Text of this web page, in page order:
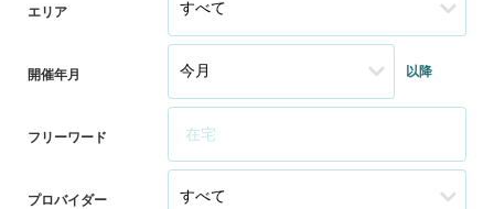
エリア
開催年月 以降
フリーワード
プロバイダー